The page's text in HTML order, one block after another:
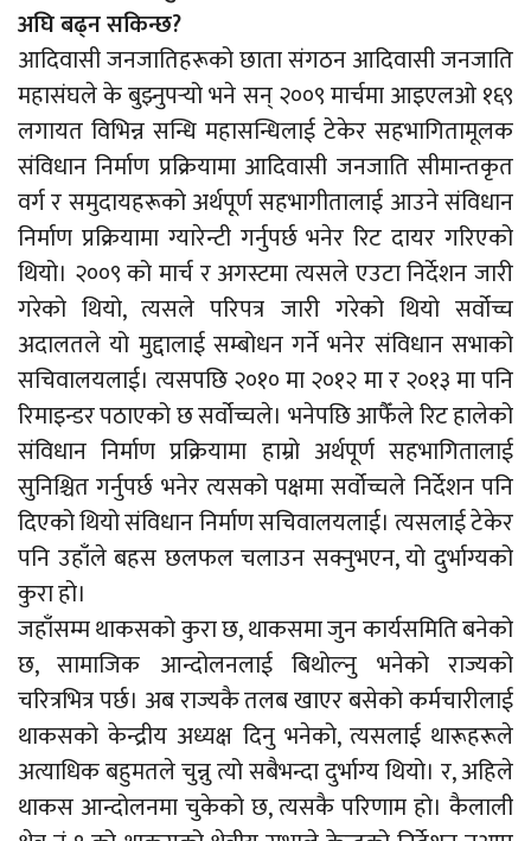
अघि बढ्न सकिन्छ?
आदिवासी जनजातिहरूको छाता संगठन आदिवासी जनजाति
महासंघले के बुझ्नुपर्‍यो भने सन् २००९ मार्चमा आइएलओ १६९
लगायत विभिन्न सन्धि महासन्धिलाई टेकेर सहभागितामूलक
संविधान निर्माण प्रक्रियामा आदिवासी जनजाति सीमान्तकृत
वर्ग र समुदायहरूको अर्थपूर्ण सहभागीतालाई आउने संविधान
निर्माण प्रक्रियामा ग्यारेन्टी गर्नुपर्छ भनेर रिट दायर गरिएको
थियो। २००९ को मार्च र अगस्टमा त्यसले एउटा निर्देशन जारी
गरेको थियो, त्यसले परिपत्र जारी गरेको थियो सर्वोच्च
अदालतले यो मुद्दालाई सम्बोधन गर्ने भनेर संविधान सभाको
सचिवालयलाई। त्यसपछि २०१० मा २०१२ मा र २०१३ मा पनि
रिमाइन्डर पठाएको छ सर्वोच्चले। भनेपछि आफैँले रिट हालेको
संविधान निर्माण प्रक्रियामा हाम्रो अर्थपूर्ण सहभागितालाई
सुनिश्चित गर्नुपर्छ भनेर त्यसको पक्षमा सर्वोच्चले निर्देशन पनि
दिएको थियो संविधान निर्माण सचिवालयलाई। त्यसलाई टेकेर
पनि उहाँले बहस छलफल चलाउन सक्नुभएन, यो दुर्भाग्यको
कुरा हो।
जहाँसम्म थाकसको कुरा छ, थाकसमा जुन कार्यसमिति बनेको
छ, सामाजिक आन्दोलनलाई बिथोल्नु भनेको राज्यको
चरित्रभित्र पर्छ। अब राज्यकै तलब खाएर बसेको कर्मचारीलाई
थाकसको केन्द्रीय अध्यक्ष दिनु भनेको, त्यसलाई थारूहरूले
अत्याधिक बहुमतले चुन्नु त्यो सबैभन्दा दुर्भाग्य थियो। र, अहिले
थाकस आन्दोलनमा चुकेको छ, त्यसकै परिणाम हो। कैलाली